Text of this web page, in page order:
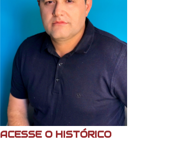
ACESSE O HISTÓRICO